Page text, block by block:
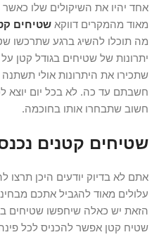
אחד יהיו את השיקולים שלו
מאוד מהמקרים דווקא שטיחים
מה תוכלו להשיג ברגע שתרכשו
יתרונות של שטיחים בגודל קטן
שתכירו את היתרונות אולי
חשבתם עד כה. לא בכל יום יוצא
חשוב שתבחרו אותו בחוכמה.
שטיחים קטנים
אתם לא בדיוק יודעים היכן תרצו
עלולים מאוד להגביל אתכם
הזאת יש כאלה שיחפשו שטיחים
שטיח קטן אפשר להכניס לכל